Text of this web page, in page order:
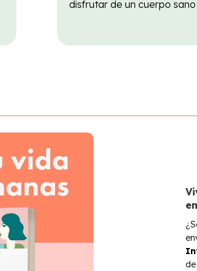
disfrutar de un cuerpo